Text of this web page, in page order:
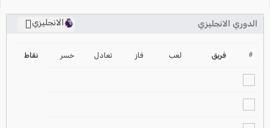
الدوري الانجليزي
الانجليزي
2024-2025 # فريق لعب فاز تعادل خسر نقاط